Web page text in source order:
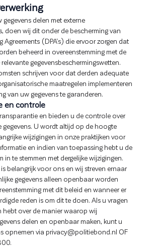
delen met externe
doen wij dit onder de bescherming van
Agreements (DPA's) die ervoor zorgen dat
beheerd in overeenstemming met de
gegevensbeschermingswetten.
schrijven voor dat derden adequate
maatregelen implementeren
van uw gegevens te garanderen.
en controle
en bieden u de controle over
gegevens. U wordt altijd op de hoogte
wijzigingen in onze praktijken voor
en indien van toepassing hebt u de
in te stemmen met dergelijke wijzigingen.
belangrijk voor ons en wij streven ernaar
gegevens alleen openbaar worden
met dit beleid en wanneer er
reden is om dit te doen. Als u vragen
hebt over de manier waarop wij
delen en openbaar maken, kunt u
opnemen via privacy@politiebond.nl OF